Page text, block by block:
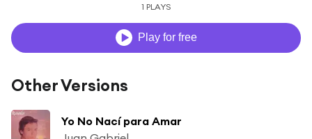
1 PLAYS
Play for free
Other Versions
Yo No Nací para Amar